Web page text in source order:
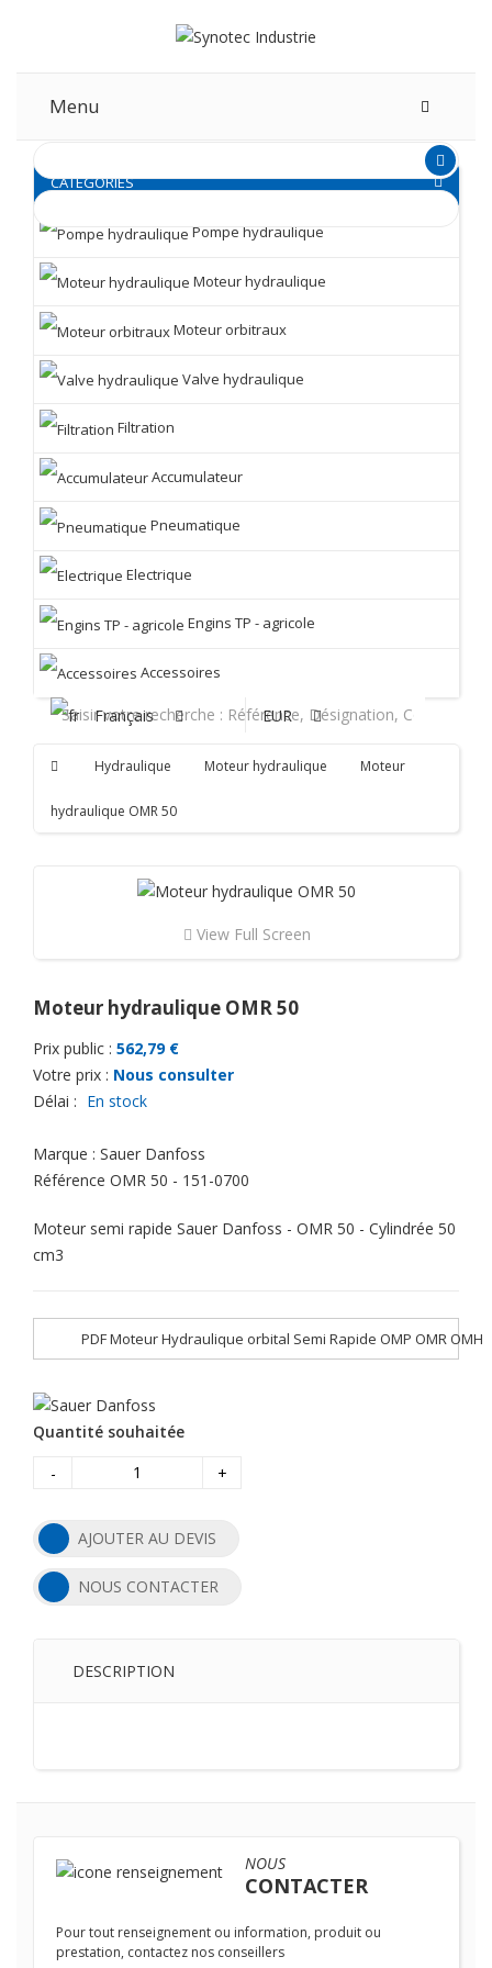
Menu
CATEGORIES
Pompe hydraulique
Moteur hydraulique
Moteur orbitraux
Valve hydraulique
Filtration
Accumulateur
Pneumatique
Electrique
Engins TP - agricole
Accessoires
Français EUR
Hydraulique Moteur hydraulique Moteur
hydraulique OMR 50
View Full Screen
Moteur hydraulique OMR 50
Prix public : 562,79 €
Votre prix : Nous consulter
Délai : En stock
Marque : Sauer Danfoss
Référence OMR 50 - 151-0700
Moteur semi rapide Sauer Danfoss - OMR 50 - Cylindrée 50
cm3
PDF Moteur Hydraulique orbital Semi Rapide OMP OMR OMH
Quantité souhaitée
-
+
AJOUTER AU DEVIS
NOUS CONTACTER
DESCRIPTION
NOUS
CONTACTER
Pour tout renseignement ou information, produit ou
prestation, contactez nos conseillers